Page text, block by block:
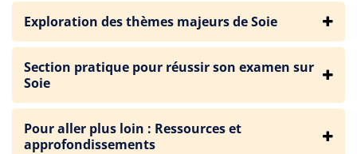
Exploration des thèmes majeurs de Soie
Section pratique pour réussir son examen sur
Soie
Pour aller plus loin : Ressources et
approfondissements